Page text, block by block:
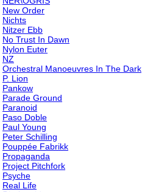
New Order
Nichts
Nitzer Ebb
No Trust In Dawn
Nylon Euter
NZ
Orchestral Manoeuvres In The Dark
P. Lion
Pankow
Parade Ground
Paranoid
Paso Doble
Paul Young
Peter Schilling
Pouppée Fabrikk
Propaganda
Project Pitchfork
Psyche
Real Life